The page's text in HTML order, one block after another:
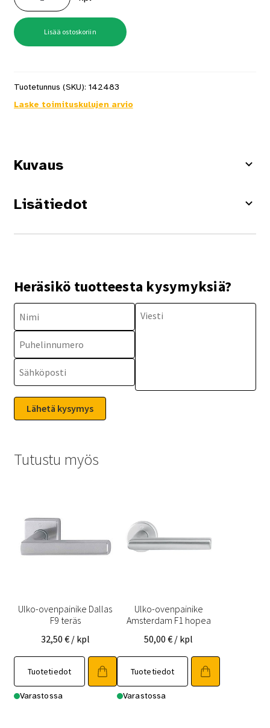
harjattu
messinki
määrä
Lisää ostoskoriin
Tuotetunnus (SKU): 142483
Laske toimituskulujen arvio
Kuvaus
Lisätiedot
Heräsikö tuotteesta kysymyksiä?
Tutustu myös
Ulko-ovenpainike Dallas
F9 teräs
32,50 € / kpl
Tuotetiedot
Varastossa
Ulko-ovenpainike
Amsterdam F1 hopea
50,00€ / kpl
Tuotetiedot
Varastossa